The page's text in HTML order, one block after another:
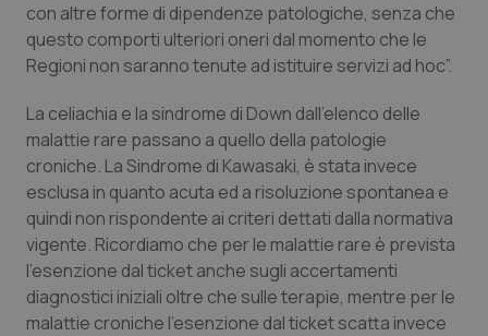
Piemonte
Provincia Autonoma di Trento
Puglia
Sardegna
Sicilia
HIV
Ipertensione & Scompenso
Malattie rare
Malattia di Crohn & Rettocolite Ulcerosa
Neuroscienze & patologie neurodegenerative
con altre forme di dipendenze patologiche, senza che
questo comporti ulteriori oneri dal momento che le
Regioni non saranno tenute ad istituire servizi ad hoc”.
La celiachia e la sindrome di Down dall’elenco delle
malattie rare passano a quello della patologie
croniche. La Sindrome di Kawasaki, è stata invece
esclusa in quanto acuta ed a risoluzione spontanea e
quindi non rispondente ai criteri dettati dalla normativa
vigente. Ricordiamo che per le malattie rare è prevista
l'esenzione dal ticket anche sugli accertamenti
diagnostici iniziali oltre che sulle terapie, mentre per le
malattie croniche l'esenzione dal ticket scatta invece